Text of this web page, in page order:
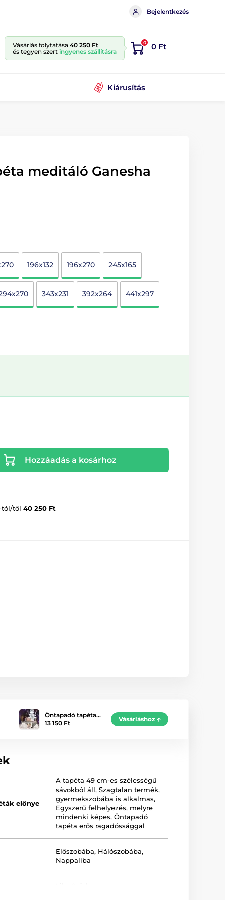
Bejelentkezés
Vásárlás folytatása 40 250 Ft
és tegyen szert ingyenes szállításra
0 0 Ft
Kiárusítás
meditáló Ganesha
196x132 196x270 245x165
343x231 392x264 441x297
Hozzáadás a kosárhoz
tól/től 40 250 Ft
Öntapadó tapéta…
13 150 Ft
Vásárláshoz
előnye
A tapéta 49 cm-es szélességű
sávokból áll,Szagtalan termék,
gyermekszobába is alkalmas,
Egyszerű felhelyezés, melyre
mindenki képes,Öntapadó
tapéta erős ragadóssággal
Előszobába, Hálószobába,
Nappaliba